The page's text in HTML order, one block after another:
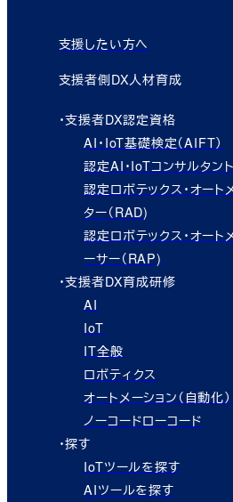
支援したい方へ
支援者側DX人材育成
・支援者DX認定資格
AI・IoT基礎検定（AIFT）
認定AI・IoTコンサルタント
認定ロボテックス・オート
ター（RAD)
認定ロボテックス・オート
ーサー（RAP)
・支援者DX育成研修
AI
IoT
IT全般
ロボティクス
オートメーション（自動化）
ノーコードローコード
・探す
IoTツールを探す
AIツールを探す